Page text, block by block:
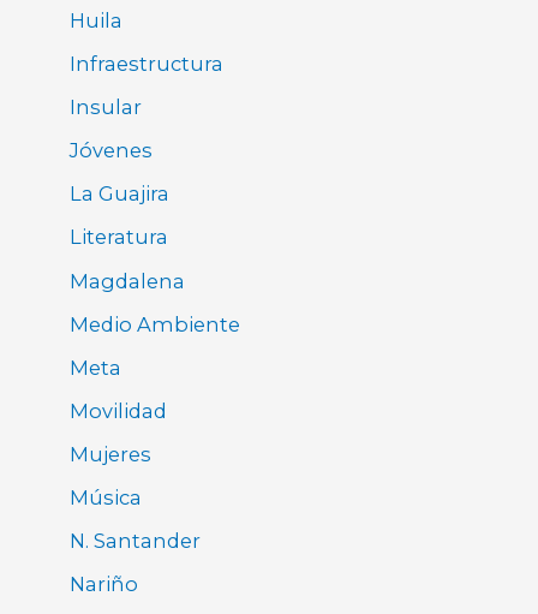
Huila
Infraestructura
Insular
Jóvenes
La Guajira
Literatura
Magdalena
Medio Ambiente
Meta
Movilidad
Mujeres
Música
N. Santander
Nariño